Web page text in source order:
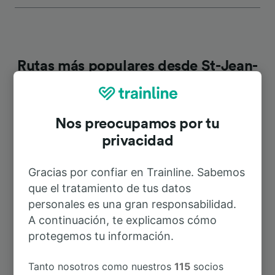
Rutas más populares desde St-Jean-
de-Luz—Ciboure
Duración
A Biarritz 9min
A Bayonne
A San Sebastián 4h 50min
Nos preocupamos por tu
privacidad
Gracias por confiar en Trainline. Sabemos
que el tratamiento de tus datos
personales es una gran responsabilidad.
A continuación, te explicamos cómo
protegemos tu información.
Tanto nosotros como nuestros115 socios